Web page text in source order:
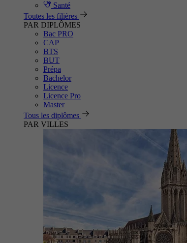
Santé
Toutes les filières
PAR DIPLÔMES
Bac PRO
CAP
BTS
BUT
Prépa
Bachelor
Licence
Licence Pro
Master
Tous les diplômes
PAR VILLES